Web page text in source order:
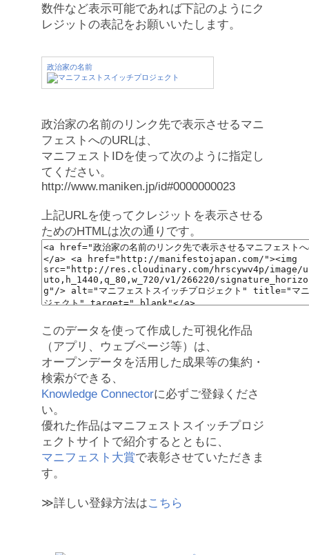
数件など表示可能であれば下記のようにク
レジットの表記をお願いいたします。
政治家の名前
政治家の名前のリンク先で表示させるマニ
フェストへのURLは、
マニフェストIDを使って次のように指定し
てください。
http://www.maniken.jp/id#0000000023
上記URLを使ってクレジットを表示させる
ためのHTMLは次の通りです。
このデータを使って作成した可視化作品
（アプリ、ウェブページ等）は、
オープンデータを活用した成果等の集約・
検索ができる、
Knowledge Connectorに必ずご登録くださ
い。
優れた作品はマニフェストスイッチプロジ
ェクトサイトで紹介するとともに、
マニフェスト大賞で表彰させていただきま
す。
≫詳しい登録方法はこちら